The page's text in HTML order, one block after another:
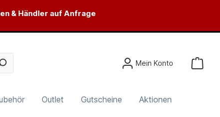
& Händler auf Anfrage
Mein Konto
Outlet Gutscheine Aktionen